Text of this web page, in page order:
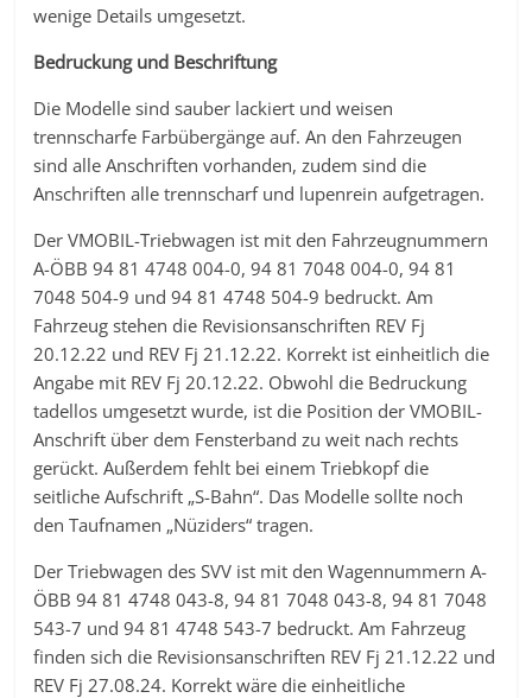
wenige Details umgesetzt.
Bedruckung und Beschriftung
Die Modelle sind sauber lackiert und weisen
trennscharfe Farbübergänge auf. An den Fahrzeugen
sind alle Anschriften vorhanden, zudem sind die
Anschriften alle trennscharf und lupenrein aufgetragen.
Der VMOBIL-Triebwagen ist mit den Fahrzeugnummern
A-ÖBB 94 81 4748 004-0, 94 81 7048 004-0, 94 81
7048 504-9 und 94 81 4748 504-9 bedruckt. Am
Fahrzeug stehen die Revisionsanschriften REV Fj
20.12.22 und REV Fj 21.12.22. Korrekt ist einheitlich die
Angabe mit REV Fj 20.12.22. Obwohl die Bedruckung
tadellos umgesetzt wurde, ist die Position der VMOBIL-
Anschrift über dem Fensterband zu weit nach rechts
gerückt. Außerdem fehlt bei einem Triebkopf die
seitliche Aufschrift „S-Bahn“. Das Modelle sollte noch
den Taufnamen „Nüziders“ tragen.
Der Triebwagen des SVV ist mit den Wagennummern A-
ÖBB 94 81 4748 043-8, 94 81 7048 043-8, 94 81 7048
543-7 und 94 81 4748 543-7 bedruckt. Am Fahrzeug
finden sich die Revisionsanschriften REV Fj 21.12.22 und
REV Fj 27.08.24. Korrekt wäre die einheitliche